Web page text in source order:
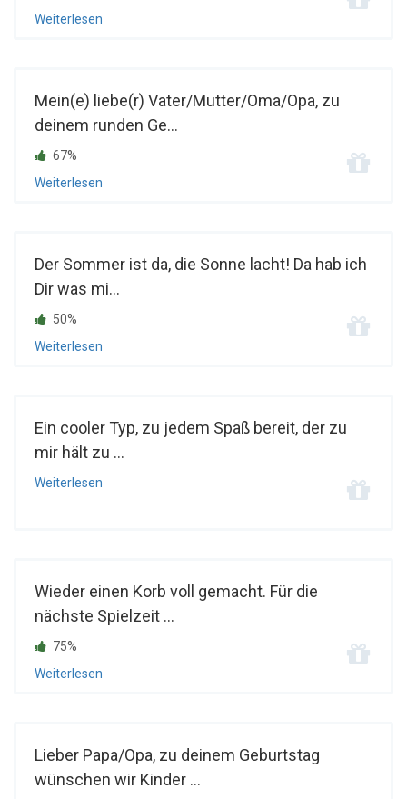
Weiterlesen
Mein(e) liebe(r) Vater/Mutter/Oma/Opa, zu
deinem runden Ge...
67%
Weiterlesen
Der Sommer ist da, die Sonne lacht! Da hab ich
Dir was mi...
50%
Weiterlesen
Ein cooler Typ, zu jedem Spaß bereit, der zu
mir hält zu ...
Weiterlesen
Wieder einen Korb voll gemacht. Für die
nächste Spielzeit ...
75%
Weiterlesen
Lieber Papa/Opa, zu deinem Geburtstag
wünschen wir Kinder ...